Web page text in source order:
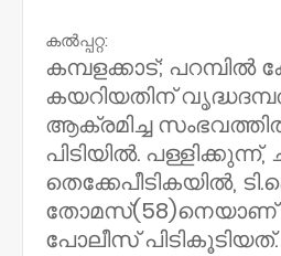
കൽപ്പറ്റ:
കമ്പളക്കാട്; പറമ്പിൽ
കയറിയതിന്
ആക്രമിച്ച
പിടിയിൽ.
തെക്കേപീടികയിൽ,
തോമസ്(58)നെയാണ്
പോലീസ് പിടികൂടിയത്.